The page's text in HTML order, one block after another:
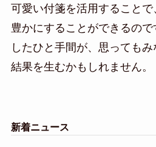
可愛い付箋を活用すること
豊かにすることができるの
したひと手間が、思っても
結果を生むかもしれません。
新着ニュース